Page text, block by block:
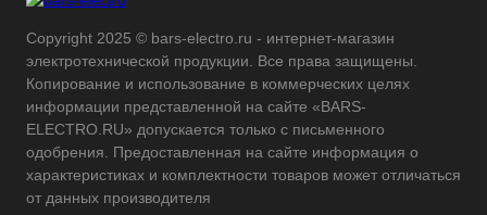
Copyright 2025 © bars-electro.ru - интернет-магазин
электротехнической продукции. Все права защищены.
Копирование и использование в коммерческих целях
информации представленной на сайте «BARS-
ELECTRO.RU» допускается только с письменного
одобрения. Предоставленная на сайте информация о
характеристиках и комплектности товаров может отличаться
от данных производителя